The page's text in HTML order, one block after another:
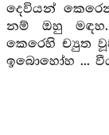
දෙවියන්
නම් ඔහු
කෙරෙහි ච්‍යුත
ඉබොහෝහ ...